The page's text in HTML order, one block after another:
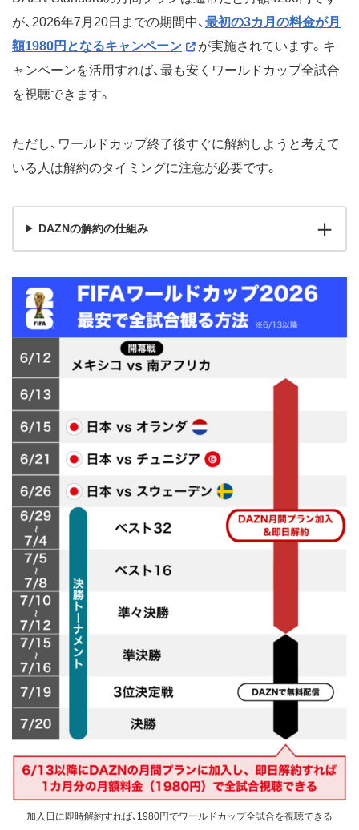
が、2026年7月20日までの期間中、 最初の3カ月の料金が月
額1980円となるキャンペーン
が実施されています。キ
ャンペーンを活用すれば、最も安くワールドカップ全試合
を視聴できます。
ただし、ワールドカップ終了後すぐに解約しようと考えて
いる人は解約のタイミングに注意が必要です。
DAZNの解約の仕組み
加入日に即時解約すれば、1980円でワールドカップ全試合を視聴できる